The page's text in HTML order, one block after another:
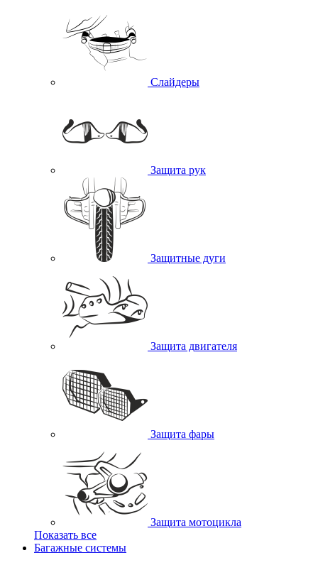
Слайдеры
Защита рук
Защитные дуги
Защита двигателя
Защита фары
Защита мотоцикла
Показать все
Багажные системы